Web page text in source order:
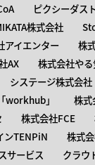
ピクシーダス
株式会社
アイエンター 株
AX 株式会社や
システージ株式会社
workhub」 株式
株式会社FCE
ンTENPiN 株式
サービス クラウ